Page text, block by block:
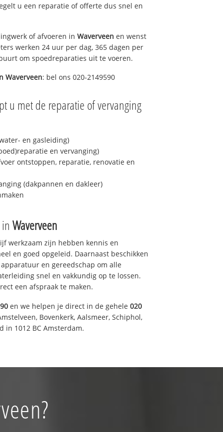
u een reparatie of offerte dus snel en
of afvoeren in Waverveen en wenst
werken 24 uur per dag, 365 dagen per
om spoedreparaties uit te voeren.
Waverveen: bel ons 020-2149590
u met de reparatie of vervanging
en gasleiding)
en vervanging)
ontstoppen, reparatie, renovatie en
(dakpannen en dakleer)
Waverveen
werkzaam zijn hebben kennis en
en goed opgeleid. Daarnaast beschikken
en gereedschap om alle
snel en vakkundig op te lossen.
een afspraak te maken.
en we helpen je direct in de gehele 020
Bovenkerk, Aalsmeer, Schiphol,
in 1012 BC Amsterdam.